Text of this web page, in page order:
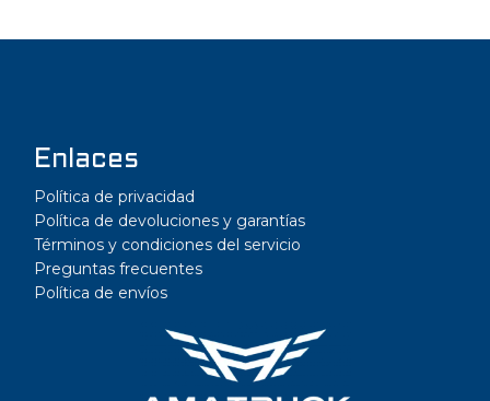
Enlaces
Política de privacidad
Política de devoluciones y garantías
Términos y condiciones del servicio
Preguntas frecuentes
Política de envíos